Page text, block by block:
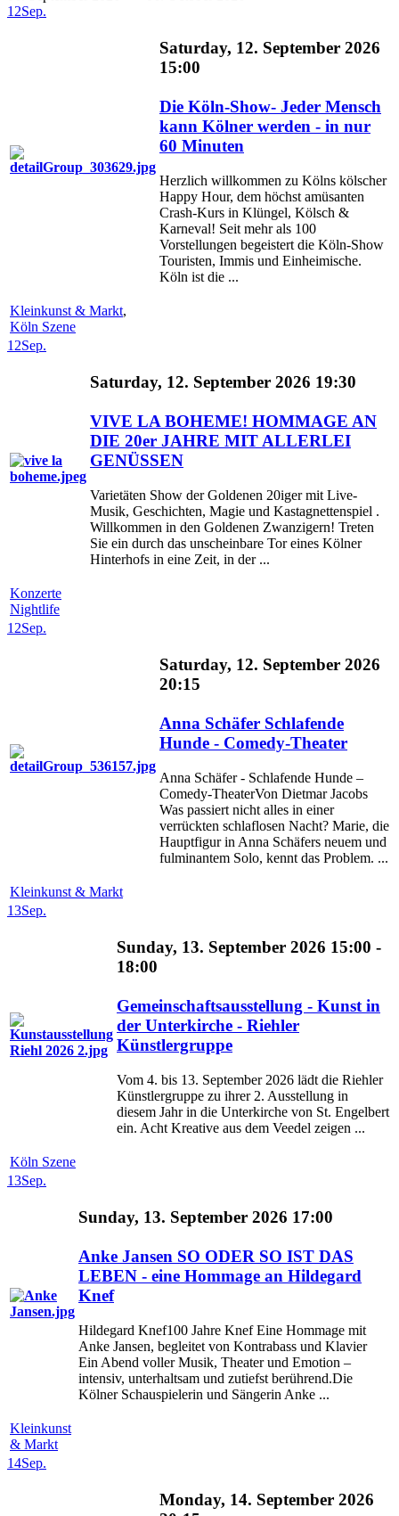
12Sep.
Saturday, 12. September 2026
15:00
Die Köln-Show- Jeder Mensch
kann Kölner werden - in nur
60 Minuten
Herzlich willkommen zu Kölns kölscher
Happy Hour, dem höchst amüsanten
Crash-Kurs in Klüngel, Kölsch &
Karneval! Seit mehr als 100
Vorstellungen begeistert die Köln-Show
Touristen, Immis und Einheimische.
Köln ist die ...
Kleinkunst & Markt,
Köln Szene
12Sep.
Saturday, 12. September 2026 19:30
VIVE LA BOHEME! HOMMAGE AN
DIE 20er JAHRE MIT ALLERLEI
GENÜSSEN
Varietäten Show der Goldenen 20iger mit Live-
Musik, Geschichten, Magie und Kastagnettenspiel .
Willkommen in den Goldenen Zwanzigern! Treten
Sie ein durch das unscheinbare Tor eines Kölner
Hinterhofs in eine Zeit, in der ...
Konzerte
Nightlife
12Sep.
Saturday, 12. September 2026
20:15
Anna Schäfer Schlafende
Hunde - Comedy-Theater
Anna Schäfer - Schlafende Hunde –
Comedy-TheaterVon Dietmar Jacobs
Was passiert nicht alles in einer
verrückten schlaflosen Nacht? Marie, die
Hauptfigur in Anna Schäfers neuem und
fulminantem Solo, kennt das Problem. ...
Kleinkunst & Markt
13Sep.
Sunday, 13. September 2026 15:00 -
18:00
Gemeinschaftsausstellung - Kunst in
der Unterkirche - Riehler
Künstlergruppe
Vom 4. bis 13. September 2026 lädt die Riehler
Künstlergruppe zu ihrer 2. Ausstellung in
diesem Jahr in die Unterkirche von St. Engelbert
ein. Acht Kreative aus dem Veedel zeigen ...
Köln Szene
13Sep.
Sunday, 13. September 2026 17:00
Anke Jansen SO ODER SO IST DAS
LEBEN - eine Hommage an Hildegard
Knef
Hildegard Knef100 Jahre Knef Eine Hommage mit
Anke Jansen, begleitet von Kontrabass und Klavier
Ein Abend voller Musik, Theater und Emotion –
intensiv, unterhaltsam und zutiefst berührend.Die
Kölner Schauspielerin und Sängerin Anke ...
Kleinkunst
& Markt
14Sep.
Monday, 14. September 2026